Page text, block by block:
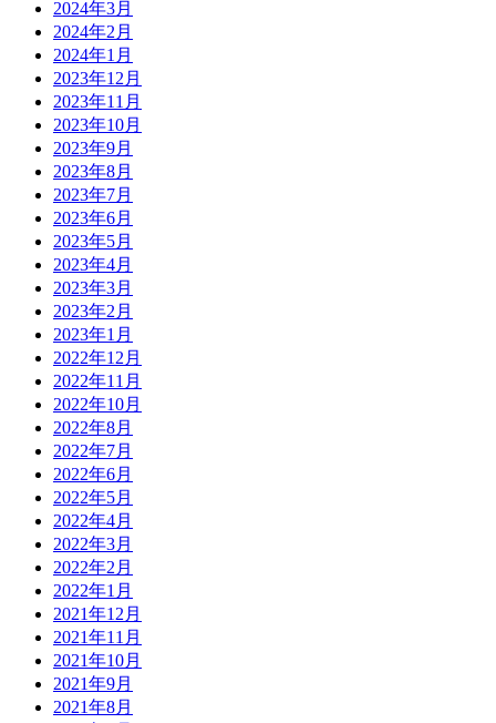
2024年3月
2024年2月
2024年1月
2023年12月
2023年11月
2023年10月
2023年9月
2023年8月
2023年7月
2023年6月
2023年5月
2023年4月
2023年3月
2023年2月
2023年1月
2022年12月
2022年11月
2022年10月
2022年8月
2022年7月
2022年6月
2022年5月
2022年4月
2022年3月
2022年2月
2022年1月
2021年12月
2021年11月
2021年10月
2021年9月
2021年8月